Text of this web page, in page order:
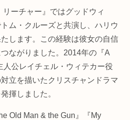
ーチャー』ではグッドウィ
ム・クルーズと共演し、ハリウ
します。この経験は彼女の自信
ながりました。2014年の『A
人公レイチェル・ウィテカー役
立を描いたクリスチャンドラマ
揮しました。
Old Man & the Gun』『My